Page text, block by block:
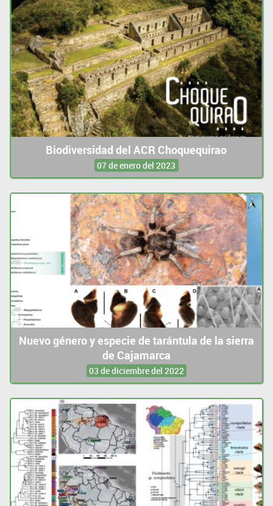
Biodiversidad del ACR Choquequirao
07 de enero del 2023
Nuevo género y especie de tarántula de la sierra
de Cajamarca
03 de diciembre del 2022